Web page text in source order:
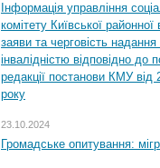
Інформація управління
комітету Київської
заяви та черговість надання
інвалідністю відповідно
редакції постанови КМУ
року
23.10.2024
Громадське опитування: